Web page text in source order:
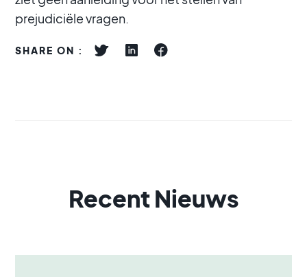
prejudiciële vragen.
SHARE ON :
Recent Nieuws